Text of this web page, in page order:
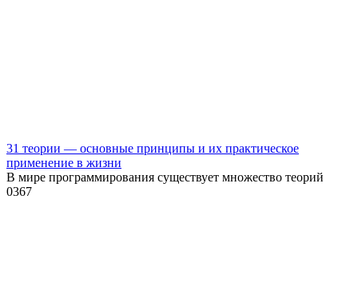
31 теории — основные принципы и их практическое
применение в жизни
В мире программирования существует множество теорий
0367